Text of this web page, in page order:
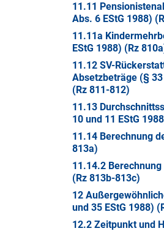
11.11
Abs. 6 EStG 1988)
11.11a
EStG 1988) (Rz
11.12 SV-
Absetzbeträge (§
(Rz 811-812)
11.13
10 und 11 EStG
11.14 Berechnung
813a)
11.14.2
(Rz 813b-813c)
12
und 35 EStG 1988)
12.2 Zeitpunkt und